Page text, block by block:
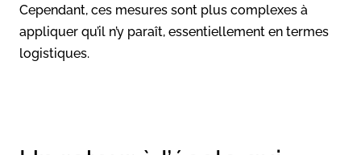
Cependant, ces mesures sont plus complexes à
appliquer qu’il n’y paraît, essentiellement en termes
logistiques.